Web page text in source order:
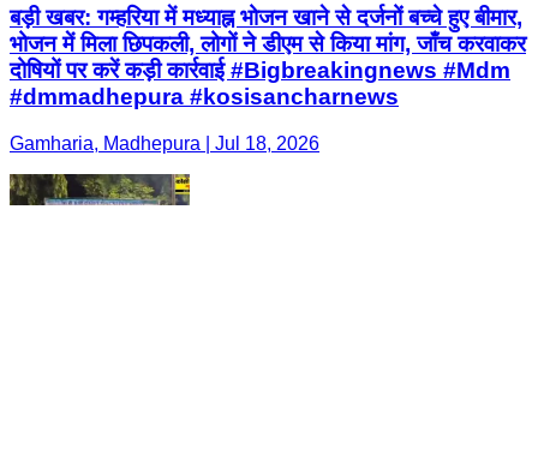
बड़ी खबर: गम्हरिया में मध्याह्न भोजन खाने से दर्जनों बच्चे हुए बीमार,
भोजन में मिला छिपकली, लोगों ने डीएम से किया मांग, जाँच करवाकर
दोषियों पर करें कड़ी कार्रवाई #Bigbreakingnews #Mdm
#dmmadhepura #kosisancharnews
Gamharia, Madhepura | Jul 18, 2026